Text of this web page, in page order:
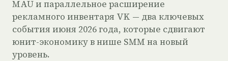
MAU и параллельное расширение
рекламного инвентаря VK — два ключевых
события июня 2026 года, которые сдвигают
юнит-экономику в нише SMM на новый
уровень.